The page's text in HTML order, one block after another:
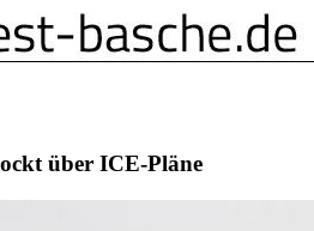
über ICE-Pläne